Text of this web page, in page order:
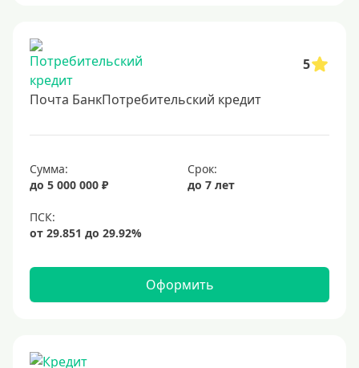
5
Почта БанкПотребительский кредит
Сумма:
до 5 000 000 ₽
Срок:
до 7 лет
Оформить